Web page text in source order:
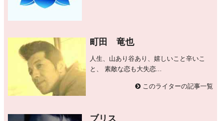
町田 竜也
人生、山あり谷あり、嬉しいこと辛いこ
と、 素敵な恋も大失恋...
このライターの記事一覧
ブリス